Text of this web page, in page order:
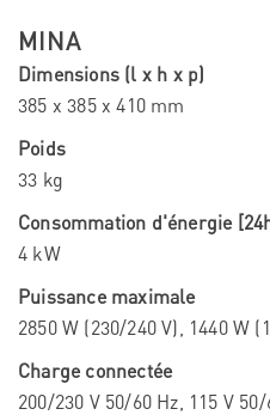
MINA
Dimensions (l x h x p)
385 x 385 x 410 mm
Poids
33 kg
Consommation d'énergie
4 kW
Puissance maximale
2850 W (230/240 V), 1440 W
Charge connectée
200/230 V 50/60 Hz, 115 V